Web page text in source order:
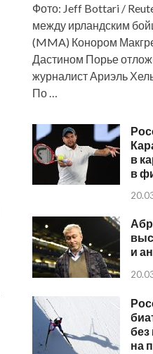
Фото: Jeff Bottari /
между ирландским
(MMA) Конором
Дастином Порье
журналист Ариэль
По …
в
в
и
без
на